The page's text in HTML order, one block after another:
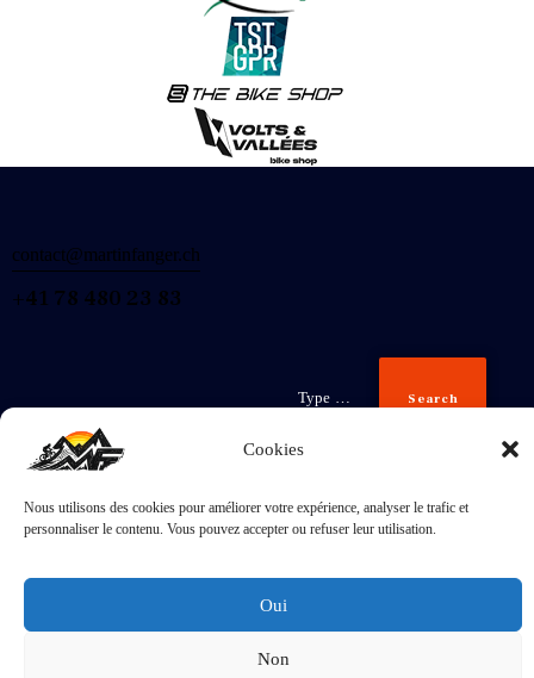
Cookies
Nous utilisons des cookies pour améliorer votre expérience, analyser le trafic et
personnaliser le contenu. Vous pouvez accepter ou refuser leur utilisation.
Oui
Non
contact@martinfanger.ch
+41 78 480 23 83
Search
Inscris-
toi
J'accepte laPolitique de confidentialité.